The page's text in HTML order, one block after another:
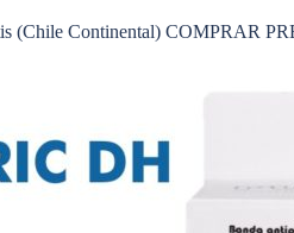
(Chile Continental) COMPRAR